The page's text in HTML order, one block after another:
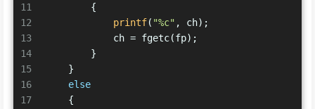
11
12
13
14
15
16
17
        {
printf( "%c" , ch);
            ch = fgetc(fp);
        }
    }
else
    {